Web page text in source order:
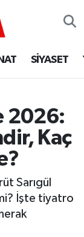
SİYASET
2026:
Kaç
Sarıgül
İşte tiyatro